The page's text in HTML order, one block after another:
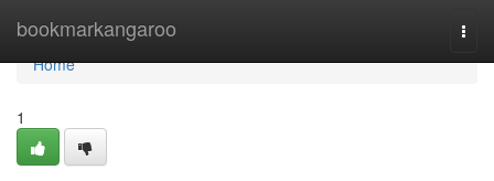
bookmarkangaroo
Home
Home
1